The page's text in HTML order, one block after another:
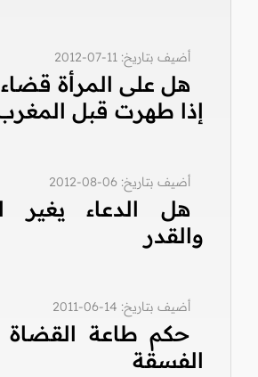
أضيف بتاريخ: 11-07-2012
هل على المرأة
إذا طهرت قبل
أضيف بتاريخ: 06-08-2012
هل الدعاء يغير
والقدر
أضيف بتاريخ: 14-06-2011
حكم طاعة القضاة
الفسقة